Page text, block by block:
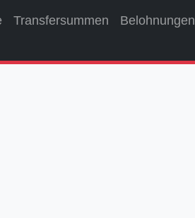
Transfersummen Belohnungen